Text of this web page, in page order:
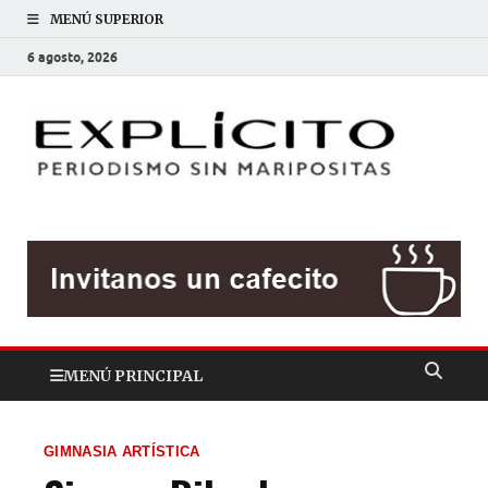
MENÚ SUPERIOR
6 agosto, 2026
MENÚ PRINCIPAL
GIMNASIA ARTÍSTICA